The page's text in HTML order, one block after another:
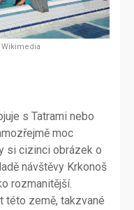
Wikimedia
s Tatrami nebo
moc
si cizinci obrázek o
návštěvy Krkonoš
rozmanitější.
této země, takzvané